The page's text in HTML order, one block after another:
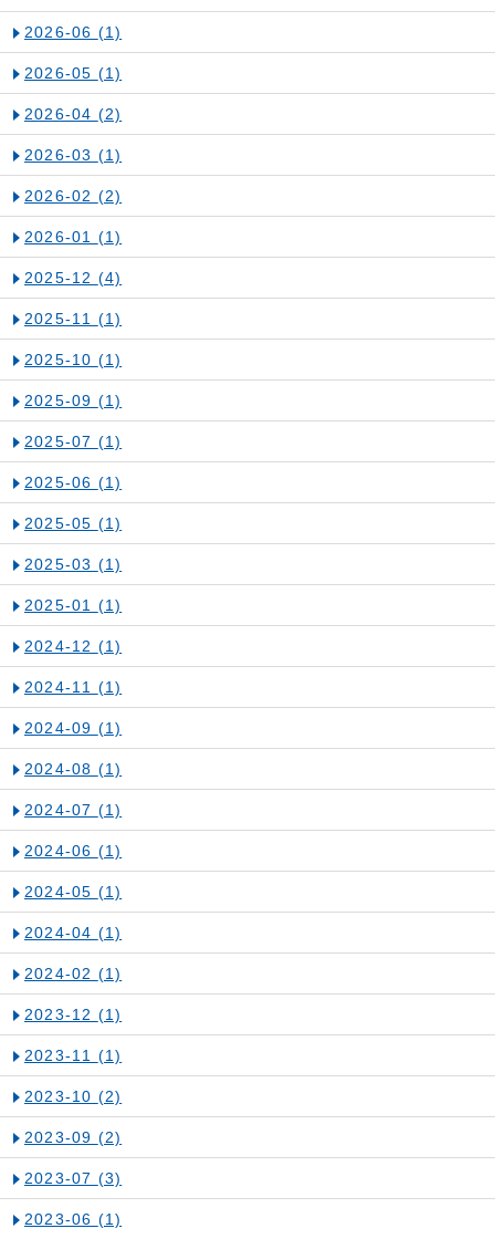
2026-06 (1)
2026-05 (1)
2026-04 (2)
2026-03 (1)
2026-02 (2)
2026-01 (1)
2025-12 (4)
2025-11 (1)
2025-10 (1)
2025-09 (1)
2025-07 (1)
2025-06 (1)
2025-05 (1)
2025-03 (1)
2025-01 (1)
2024-12 (1)
2024-11 (1)
2024-09 (1)
2024-08 (1)
2024-07 (1)
2024-06 (1)
2024-05 (1)
2024-04 (1)
2024-02 (1)
2023-12 (1)
2023-11 (1)
2023-10 (2)
2023-09 (2)
2023-07 (3)
2023-06 (1)